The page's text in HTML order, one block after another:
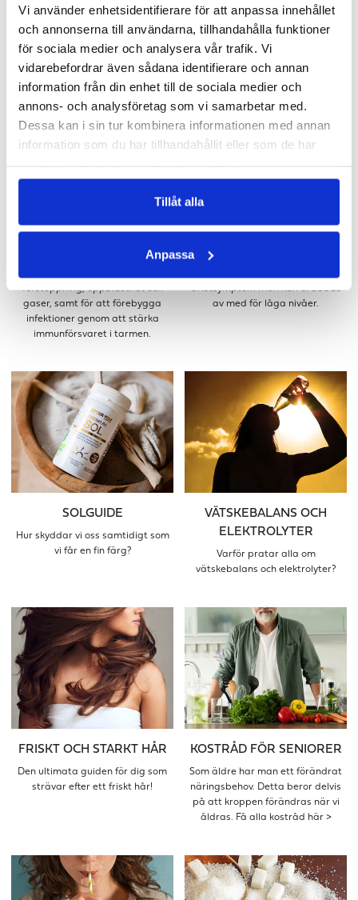
Vi använder enhetsidentifierare för att anpassa innehållet
och annonserna till användarna, tillhandahålla funktioner
för sociala medier och analysera vår trafik. Vi
vidarebefordrar även sådana identifierare och annan
information från din enhet till de sociala medier och
annons- och analysföretag som vi samarbetar med.
Dessa kan i sin tur kombinera informationen med annan
information som du har tillhandahållit eller som de har
Tillåt alla
Anpassa
finns saker att tänka på för att få
balans och må bra. Vad kan då
anpassa den efter faserna i livet?
symptomen? Läs mer>
MAG- OCH TARMHÄLSA
Probiotika kan vara värt att testa
förstoppning, uppblåsthet och
gaser, samt för att förebygga
infektioner genom att stärka
immunförsvaret i tarmen.
D-VITAMIN
Här berättar vi om varför D-
bristsymptom man kan drabbas
av med för låga nivåer.
SOLGUIDE
Hur skyddar vi oss samtidigt som
vi får en fin färg?
VÄTSKEBALANS OCH
ELEKTROLYTER
Varför pratar alla om
vätskebalans och elektrolyter?
FRISKT OCH STARKT HÅR
Den ultimata guiden för dig som
strävar efter ett friskt hår!
KOSTRÅD FÖR SENIORER
Som äldre har man ett förändrat
näringsbehov. Detta beror delvis
på att kroppen förändras när vi
åldras. Få alla kostråd här >